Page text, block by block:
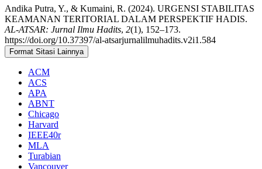
Andika Putra, Y., & Kumaini, R. (2024). URGENSI STABILITAS
KEAMANAN TERITORIAL DALAM PERSPEKTIF HADIS.
AL-ATSAR: Jurnal Ilmu Hadits, 2(1), 152–173.
https://doi.org/10.37397/al-atsarjurnalilmuhadits.v2i1.584
Format Sitasi Lainnya
ACM
ACS
APA
ABNT
Chicago
Harvard
IEEE40r
MLA
Turabian
Vancouver